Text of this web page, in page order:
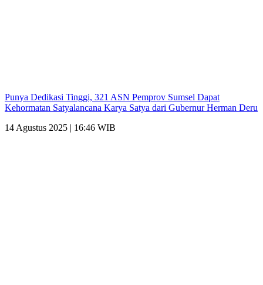
Punya Dedikasi Tinggi, 321 ASN Pemprov Sumsel Dapat
Kehormatan Satyalancana Karya Satya dari Gubernur Herman Deru
14 Agustus 2025 | 16:46 WIB